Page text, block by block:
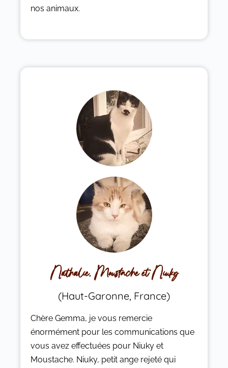
nos animaux.
Nathalie, Moustache et Niuky
(Haut-Garonne, France)
C‌hère Gemma, je vous remercie
énormément pour les communications que
vous avez effectuées pour Niuky et
Moustache. Niuky, petit ange rejeté qui